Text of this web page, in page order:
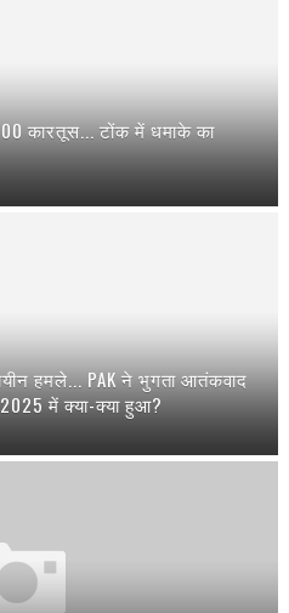
कारतूस... टोंक में धमाके का
हमले... PAK ने भुगता आतंकवाद
2025 में क्या-क्या हुआ?